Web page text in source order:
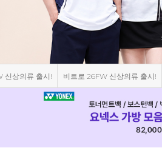
신상의류 출시! 비트로 26FW 신상의류 출시!